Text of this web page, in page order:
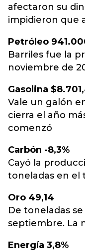
afectaron su
impidieron que
Petróleo
Barriles fue la
noviembre de
Gasolina
Vale un galón
cierra el año
comenzó
Carbón -8,3%
Cayó la
toneladas en el
Oro 49,14
De toneladas
septiembre. La
Energía 3,8%